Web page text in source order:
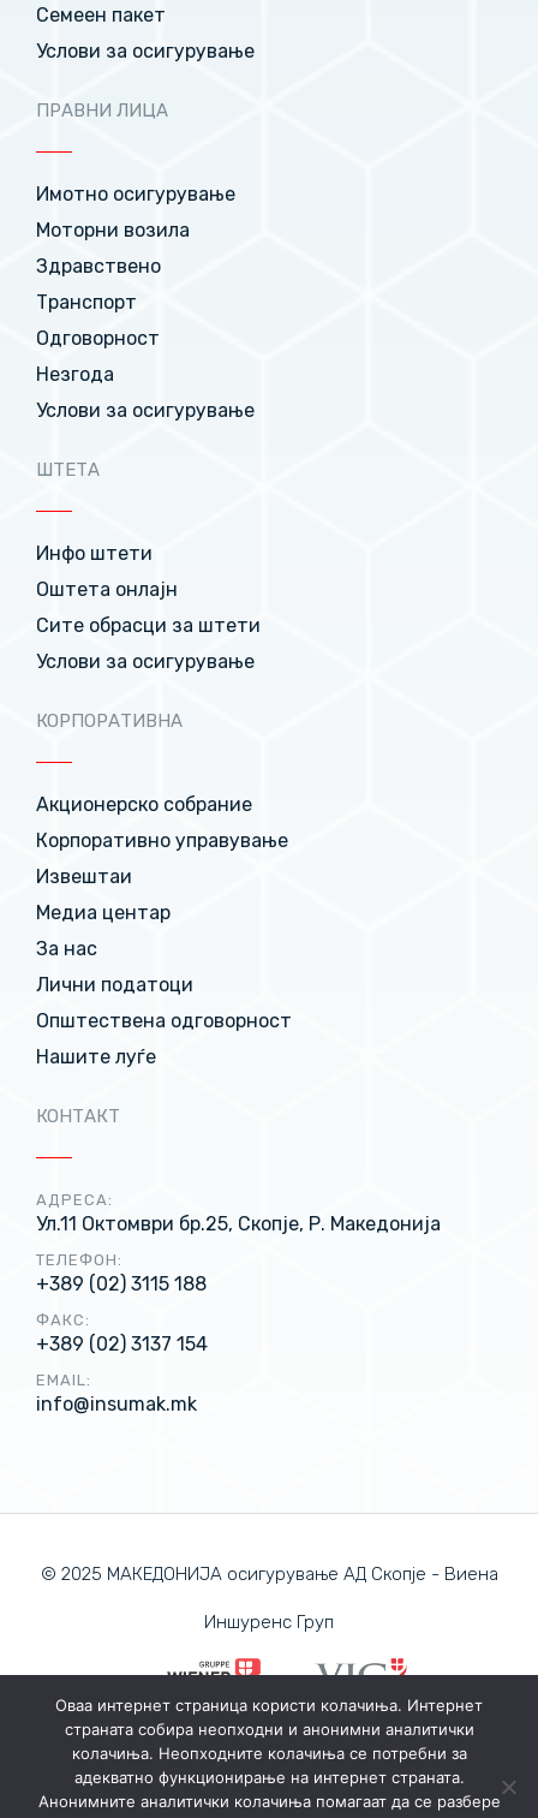
Семеен пакет
Услови за осигурување
ПРАВНИ ЛИЦА
Имотно осигурување
Моторни возила
Здравствено
Транспорт
Одговорност
Незгода
Услови за осигурување
ШТЕТА
Инфо штети
Оштета онлајн
Сите обрасци за штети
Услови за осигурување
КОРПОРАТИВНА
Акционерско собрание
Корпоративно управување
Извештаи
Медиа центар
За нас
Лични податоци
Општествена одговорност
Нашите луѓе
КОНТАКТ
АДРЕСА:
Ул.11 Октомври бр.25, Скопје, Р. Македонија
ТЕЛЕФОН:
+389 (02) 3115 188
ФАКС:
+389 (02) 3137 154
EMAIL:
info@insumak.mk
© 2025 МАКЕДОНИЈА осигурување АД Скопје - Виена
Иншуренс Груп
ПОЛИТИКА ЗА ПРИВАТНОСТ
ПОЛИТИКА ЗА КОЛАЧИЊА
Оваа интернет страница користи колачиња. Интернет
страната собира неопходни и анонимни аналитички
колачиња. Неопходните колачиња се потребни за
адекватно функционирање на интернет страната.
Анонимните аналитички колачиња помагаат да се разбере